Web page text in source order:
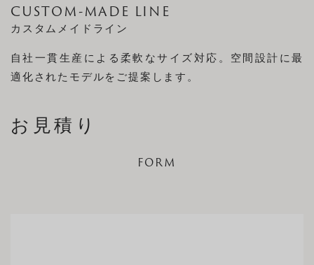
CUSTOM-MADE LINE
カスタムメイドライン
自社一貫生産による柔軟なサイズ対応。空間設計に最
適化されたモデルをご提案します。
お見積り
FORM